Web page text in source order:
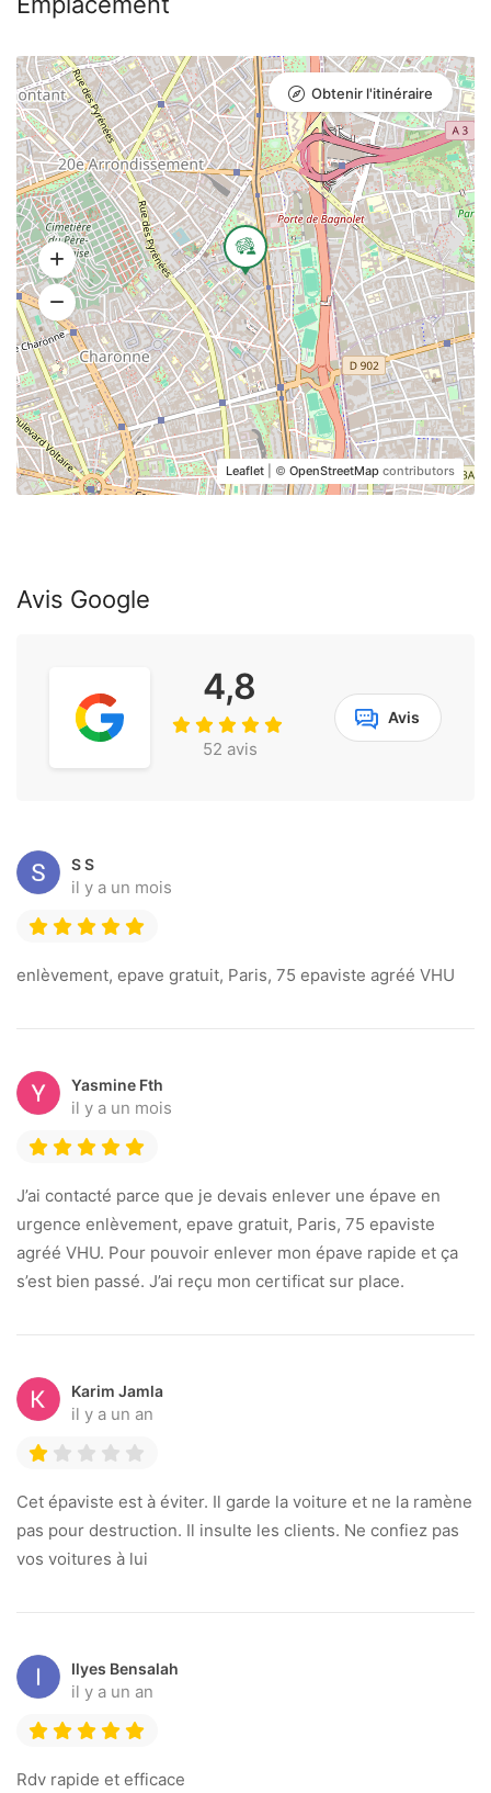
Leaflet | © OpenStreetMap contributors
Obtenir l'itinéraire
Avis Google
4,8
52 avis
Avis
S S
il y a un mois
enlèvement, epave gratuit, Paris, 75 epaviste agréé VHU
Yasmine Fth
il y a un mois
J’ai contacté parce que je devais enlever une épave en
urgence enlèvement, epave gratuit, Paris, 75 epaviste
agréé VHU. Pour pouvoir enlever mon épave rapide et ça
s’est bien passé. J’ai reçu mon certificat sur place.
Karim Jamla
il y a un an
Cet épaviste est à éviter. Il garde la voiture et ne la ramène
pas pour destruction. Il insulte les clients. Ne confiez pas
vos voitures à lui
Ilyes Bensalah
il y a un an
Rdv rapide et efficace